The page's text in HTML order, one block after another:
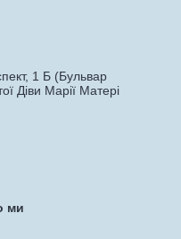
1 Б (Бульвар
Діви Марії Матері
ми